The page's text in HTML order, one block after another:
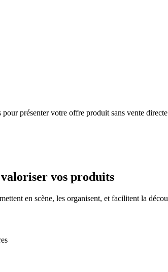
présenter votre offre produit sans vente
valoriser vos produits
en scène, les organisent, et facilitent la